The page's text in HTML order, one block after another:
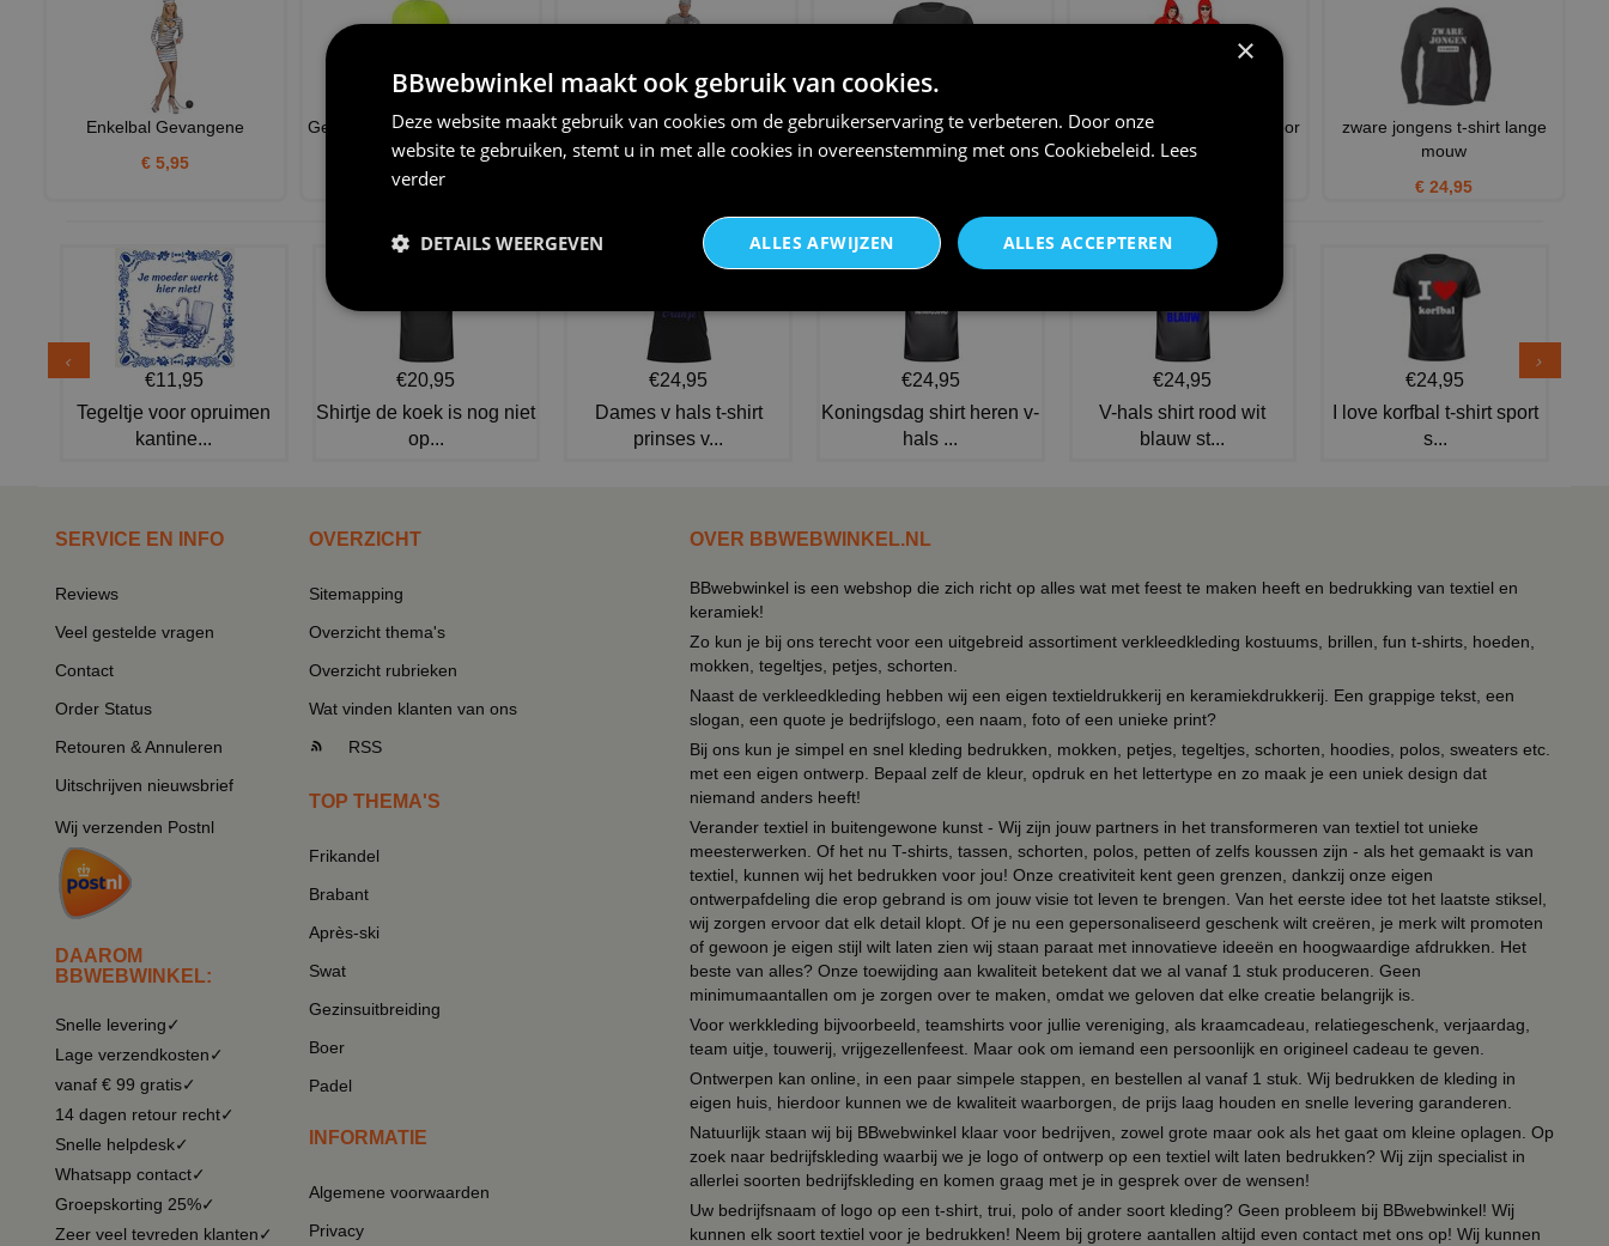
Enkelbal Gevangene
€ 5,95
Gele Bivakmuts – Stralend de
Carnaval In!
€ 7,95
gevangene boef heren
kostuum
zware jongen t-shirt korte
mouw
Bankrover rood kostuum voor
kinderen
zware jongens t-shirt lange
mouw
€ 24,95
NIEUW IN DE COLLECTIE
€11,95
Tegeltje voor opruimen
kantine...
€20,95
Shirtje de koek is nog niet
op...
€24,95
Dames v hals t-shirt
prinses v...
€24,95
Koningsdag shirt heren v-
hals ...
€24,95
V-hals shirt rood wit
blauw st...
€24,95
I love korfbal t-shirt sport
s...
SERVICE EN INFO
Reviews
Veel gestelde vragen
Contact
Order Status
Retouren & Annuleren
Uitschrijven nieuwsbrief
Wij verzenden Postnl
DAAROM
BBWEBWINKEL:
Snelle levering✓
Lage verzendkosten✓
vanaf € 99 gratis✓
14 dagen retour recht✓
Snelle helpdesk✓
Whatsapp contact✓
Groepskorting 25%✓
Zeer veel tevreden klanten✓
OVERZICHT
Sitemapping
Overzicht thema's
Overzicht rubrieken
Wat vinden klanten van ons
RSS
TOP THEMA'S
Frikandel
Brabant
Après-ski
Swat
Gezinsuitbreiding
Boer
Padel
INFORMATIE
Algemene voorwaarden
Privacy
OVER BBWEBWINKEL.NL
BBwebwinkel is een webshop die zich richt op alles wat met feest te maken heeft en bedrukking van textiel en
keramiek!
Zo kun je bij ons terecht voor een uitgebreid assortiment verkleedkleding kostuums, brillen, fun t-shirts, hoeden,
mokken, tegeltjes, petjes, schorten.
Naast de verkleedkleding hebben wij een eigen textieldrukkerij en keramiekdrukkerij. Een grappige tekst, een
slogan, een quote je bedrijfslogo, een naam, foto of een unieke print?
Bij ons kun je simpel en snel kleding bedrukken, mokken, petjes, tegeltjes, schorten, hoodies, polos, sweaters etc.
met een eigen ontwerp. Bepaal zelf de kleur, opdruk en het lettertype en zo maak je een uniek design dat
niemand anders heeft!
Verander textiel in buitengewone kunst - Wij zijn jouw partners in het transformeren van textiel tot unieke
meesterwerken. Of het nu T-shirts, tassen, schorten, polos, petten of zelfs koussen zijn - als het gemaakt is van
textiel, kunnen wij het bedrukken voor jou! Onze creativiteit kent geen grenzen, dankzij onze eigen
ontwerpafdeling die erop gebrand is om jouw visie tot leven te brengen. Van het eerste idee tot het laatste stiksel,
wij zorgen ervoor dat elk detail klopt. Of je nu een gepersonaliseerd geschenk wilt creëren, je merk wilt promoten
of gewoon je eigen stijl wilt laten zien wij staan paraat met innovatieve ideeën en hoogwaardige afdrukken. Het
beste van alles? Onze toewijding aan kwaliteit betekent dat we al vanaf 1 stuk produceren. Geen
minimumaantallen om je zorgen over te maken, omdat we geloven dat elke creatie belangrijk is.
Voor werkkleding bijvoorbeeld, teamshirts voor jullie vereniging, als kraamcadeau, relatiegeschenk, verjaardag,
team uitje, touwerij, vrijgezellenfeest. Maar ook om iemand een persoonlijk en origineel cadeau te geven.
Ontwerpen kan online, in een paar simpele stappen, en bestellen al vanaf 1 stuk. Wij bedrukken de kleding in
eigen huis, hierdoor kunnen we de kwaliteit waarborgen, de prijs laag houden en snelle levering garanderen.
Natuurlijk staan wij bij BBwebwinkel klaar voor bedrijven, zowel grote maar ook als het gaat om kleine oplagen. Op
zoek naar bedrijfskleding waarbij we je logo of ontwerp op een textiel wilt laten bedrukken? Wij zijn specialist in
allerlei soorten bedrijfskleding en komen graag met je in gesprek over de wensen!
Uw bedrijfsnaam of logo op een t-shirt, trui, polo of ander soort kleding? Geen probleem bij BBwebwinkel! Wij
kunnen elk soort textiel voor je bedrukken! Neem bij grotere aantallen altijd even contact met ons op! Wij kunnen
×
BBwebwinkel maakt ook gebruik van cookies.
Deze website maakt gebruik van cookies om de gebruikerservaring te verbeteren. Door onze
website te gebruiken, stemt u in met alle cookies in overeenstemming met ons Cookiebeleid. Lees
verder
ALLES ACCEPTEREN
ALLES AFWIJZEN
DETAILS WEERGEVEN